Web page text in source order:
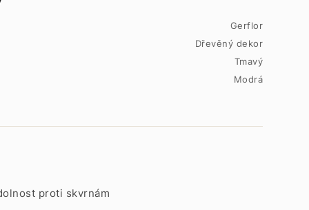
Gerflor
Dřevěný dekor
Tmavý
Modrá
proti skvrnám